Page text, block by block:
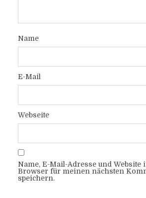
Name
E-Mail
Webseite
Name, E-Mail-Adresse und Website
Browser für meinen nächsten
speichern.